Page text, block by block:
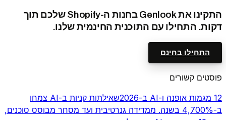
התקינו את Genlook בחנות ה-Shopify שלכם תוך
דקות. התחילו עם התוכנית החינמית שלנו.
התחילו בחינם
פוסטים קשורים
12 מגמות אופנה ו-AI ב-2026
שאילתות קניות ב-AI צמחו
ב-4,700% בשנה. ממדידה גנרטיבית ועד מסחר מבוסס סוכנים,